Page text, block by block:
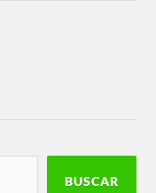
BUSCAR